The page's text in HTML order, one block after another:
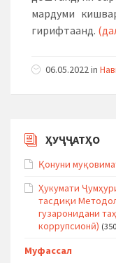
мардуми
гирифтаанд.
06.05.2022in
ҲУҶҶАТҲО
Қонуни
Ҳукумати
тасдиқи
гузаронидани
коррупсионӣ)
Муфассал